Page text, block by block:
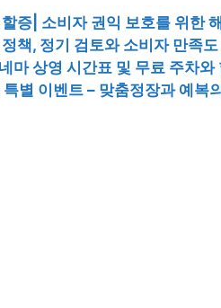
증| 소비자 권익 보호를 위한
책, 정기 검토와 소비자 만족
마 상영 시간표 및 무료 주차와
별 이벤트 – 맞춤정장과 예복